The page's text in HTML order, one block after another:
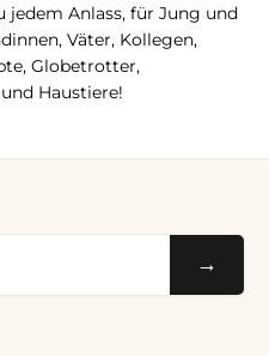
jedem Anlass, für Jung und
Väter, Kollegen,
Globetrotter,
Haustiere!
→